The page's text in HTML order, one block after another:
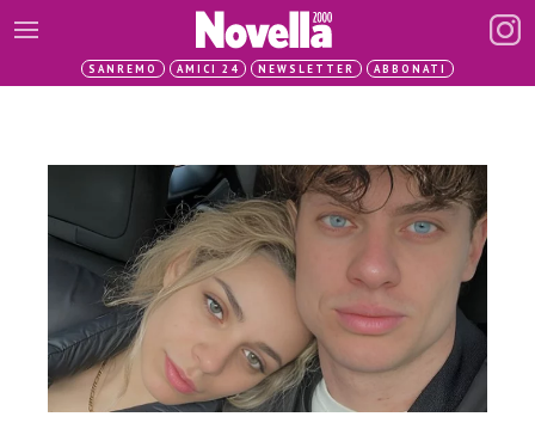
SANREMO AMICI 24 NEWSLETTER ABBONATI